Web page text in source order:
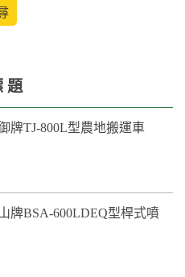
題
牌TJ-800L型農地搬運車
牌BSA-600LDEQ型桿式噴